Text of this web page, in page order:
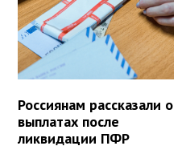
Россиянам рассказали о
выплатах после
ликвидации ПФР